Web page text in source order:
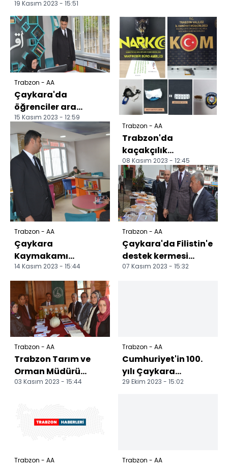
19 Kasım 2023 - 15:51
Trabzon - AA
Çaykara'da
öğrenciler ara
tatilde de sınavlara
hazırlanıyor
15 Kasım 2023 - 12:59
Trabzon - AA
Çaykara
Kaymakamı
Erbek'ten
öğrencilere ziyaret
14 Kasım 2023 - 15:44
Trabzon - AA
Trabzon'da
kaçakçılık
uygulamalarında 14
kişi yakalandı
08 Kasım 2023 - 12:45
Trabzon - AA
Çaykara'da Filistin'e
destek kermesi
açıldı
07 Kasım 2023 - 15:32
Trabzon - AA
Trabzon Tarım ve
Orman Müdürü
Kaplan'dan ÇAYDER
03 Kasım 2023 - 15:44
Trabzon - AA
Cumhuriyet'in 100.
yılı Çaykara
ilçesinde kutlandı
29 Ekim 2023 - 15:02
Trabzon - AA Trabzon - AA